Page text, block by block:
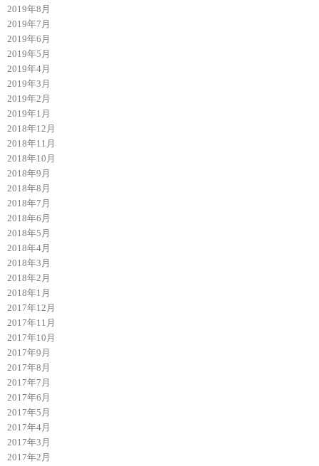
2019年8月
2019年7月
2019年6月
2019年5月
2019年4月
2019年3月
2019年2月
2019年1月
2018年12月
2018年11月
2018年10月
2018年9月
2018年8月
2018年7月
2018年6月
2018年5月
2018年4月
2018年3月
2018年2月
2018年1月
2017年12月
2017年11月
2017年10月
2017年9月
2017年8月
2017年7月
2017年6月
2017年5月
2017年4月
2017年3月
2017年2月